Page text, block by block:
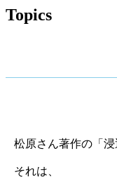
Topics
松原さん著作の「
それは、